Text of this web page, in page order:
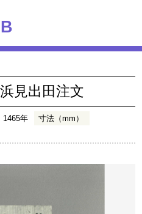
見出田注文
1465年
寸法（mm）